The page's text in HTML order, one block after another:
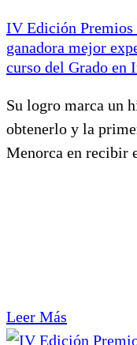
IV Edición
ganadora mejor
curso del Grado en
Su logro marca un
obtenerlo y la
Menorca en recibir
Leer Más